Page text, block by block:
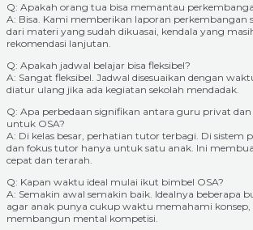
Q: Apakah orang tua bisa memantau
A: Bisa. Kami memberikan laporan perkembangan
dari materi yang sudah dikuasai, kendala yang
rekomendasi lanjutan.
Q: Apakah jadwal belajar bisa fleksibel?
A: Sangat fleksibel. Jadwal disesuaikan dengan
diatur ulang jika ada kegiatan sekolah mendadak.
Q: Apa perbedaan signifikan antara guru privat dan
untuk OSA?
A: Di kelas besar, perhatian tutor terbagi. Di sistem
dan fokus tutor hanya untuk satu anak. Ini
cepat dan terarah.
Q: Kapan waktu ideal mulai ikut bimbel OSA?
A: Semakin awal semakin baik. Idealnya beberapa
agar anak punya cukup waktu memahami konsep,
membangun mental kompetisi.